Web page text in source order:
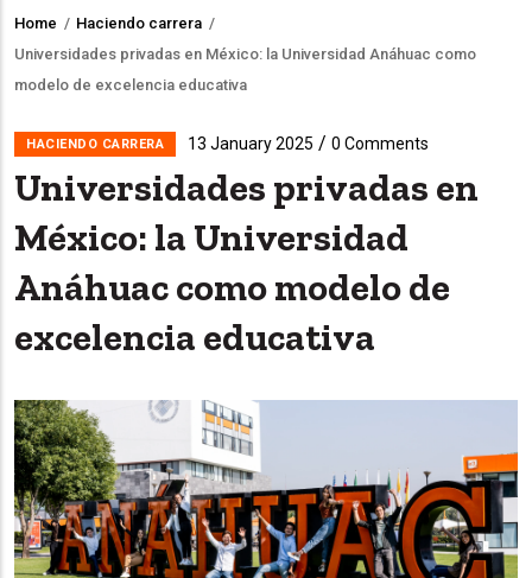
Breadcrumb
Home / Haciendo carrera /
Universidades privadas en México: la Universidad Anáhuac como
modelo de excelencia educativa
HACIENDO CARRERA 13 January 2025 / 0 Comments
Universidades privadas en
México: la Universidad
Anáhuac como modelo de
excelencia educativa